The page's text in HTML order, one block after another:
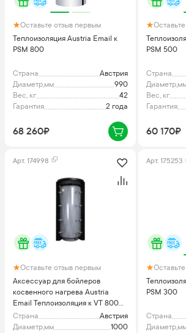
Оставьте отзыв первым
Теплоизоляция Austria Email к
PSM 800
Страна
Австрия
Диаметр,мм
990
Вес, кг
42
Гарантия
2 года
68 260₽
PSM 500
Страна
Вес, кг
Гарантия
60 170₽
Арт. 174998
Оставьте отзыв первым
Аксессуар для бойлеров
косвенного нагрева Austria
Email Теплоизоляция к VT 800
FRMR
Страна
Австрия
Диаметр,мм
1000
Арт. 175253
PSM 300
Страна